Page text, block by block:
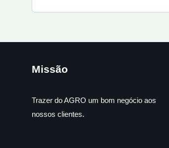
Missão
Trazer do AGRO um bom negócio aos
nossos clientes.